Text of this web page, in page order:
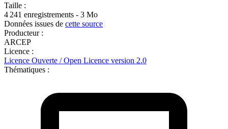
Taille :
4 241 enregistrements - 3 Mo
Données issues de cette source
Producteur :
ARCEP
Licence :
Licence Ouverte / Open Licence version 2.0
Thématiques :